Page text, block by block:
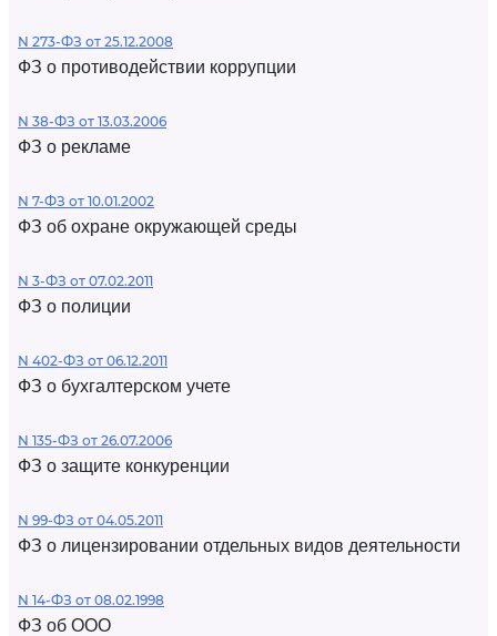
N 273-ФЗ от 25.12.2008
ФЗ о противодействии коррупции
N 38-ФЗ от 13.03.2006
ФЗ о рекламе
N 7-ФЗ от 10.01.2002
ФЗ об охране окружающей среды
N 3-ФЗ от 07.02.2011
ФЗ о полиции
N 402-ФЗ от 06.12.2011
ФЗ о бухгалтерском учете
N 135-ФЗ от 26.07.2006
ФЗ о защите конкуренции
N 99-ФЗ от 04.05.2011
ФЗ о лицензировании отдельных видов деятельности
N 14-ФЗ от 08.02.1998
ФЗ об ООО